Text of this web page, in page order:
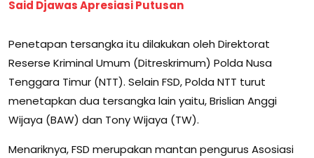
Said Djawas Apresiasi Putusan
Penetapan tersangka itu dilakukan oleh Direktorat
Reserse Kriminal Umum (Ditreskrimum) Polda Nusa
Tenggara Timur (NTT). Selain FSD, Polda NTT turut
menetapkan dua tersangka lain yaitu, Brislian Anggi
Wijaya (BAW) dan Tony Wijaya (TW).
Menariknya, FSD merupakan mantan pengurus Asosiasi